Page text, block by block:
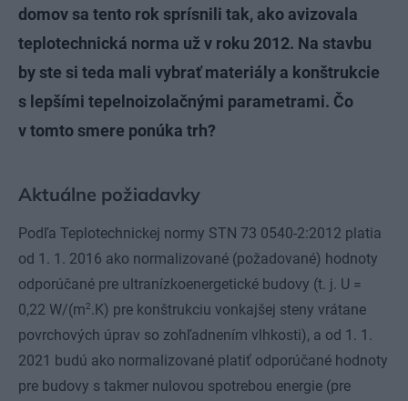
domov sa tento rok sprísnili tak, ako avizovala
teplotechnická norma už v roku 2012. Na stavbu
by ste si teda mali vybrať materiály a konštrukcie
s lepšími tepelnoizolačnými parametrami. Čo
v tomto smere ponúka trh?
Aktuálne požiadavky
Podľa Teplotechnickej normy STN 73 0540-2:2012 platia
od 1. 1. 2016 ako normalizované (požadované) hodnoty
odporúčané pre ultranízkoenergetické budovy (t. j. U =
0,22 W/(m2.K) pre konštrukciu vonkajšej steny vrátane
povrchových úprav so zohľadnením vlhkosti), a od 1. 1.
2021 budú ako normalizované platiť odporúčané hodnoty
pre budovy s takmer nulovou spotrebou energie (pre